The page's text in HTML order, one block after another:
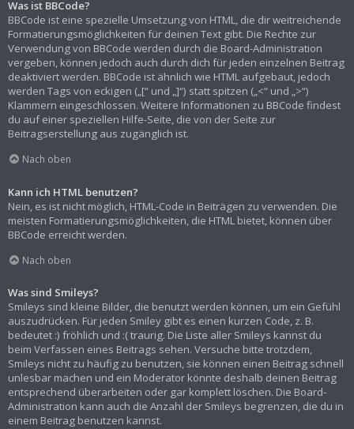
Was ist BBCode?
BBCode ist eine spezielle Umsetzung von HTML, die dir weitreichende
Formatierungsmöglichkeiten für deinen Text gibt. Die Rechte zur
Verwendung von BBCode werden durch die Board-Administration
vergeben, können jedoch auch durch dich für jeden einzelnen Beitrag
deaktiviert werden. BBCode ist ähnlich wie HTML aufgebaut, jedoch
werden Tags von eckigen („[“ und „]“) statt spitzen („<“ und „>“)
Klammern eingeschlossen. Weitere Informationen zu BBCode findest
du auf einer speziellen Hilfe-Seite, die von der Seite zur
Beitragserstellung aus zugänglich ist.
Nach oben
Kann ich HTML benutzen?
Nein, es ist nicht möglich, HTML-Code in Beiträgen zu verwenden. Die
meisten Formatierungsmöglichkeiten, die HTML bietet, können über
BBCode erreicht werden.
Nach oben
Was sind Smileys?
Smileys sind kleine Bilder, die benutzt werden können, um ein Gefühl
auszudrücken. Für jeden Smiley gibt es einen kurzen Code, z. B.
bedeutet :) fröhlich und :( traurig. Die Liste aller Smileys kannst du
beim Verfassen eines Beitrags sehen. Versuche bitte trotzdem,
Smileys nicht zu häufig zu benutzen, sie können einen Beitrag schnell
unlesbar machen und ein Moderator könnte deshalb deinen Beitrag
entsprechend überarbeiten oder gar komplett löschen. Die Board-
Administration kann auch die Anzahl der Smileys begrenzen, die du in
einem Beitrag benutzen kannst.